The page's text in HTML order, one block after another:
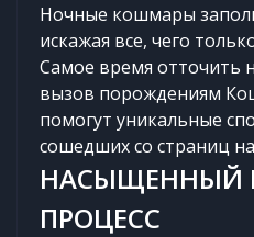
Ночные кошмары
искажая все, чего
Самое время отточить
вызов порождениям
помогут уникальные
сошедших со страниц
НАСЫЩЕННЫЙ
ПРОЦЕСС